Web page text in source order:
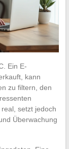
Ein E-
kann
zu filtern, den
setzt jedoch
Überwachung